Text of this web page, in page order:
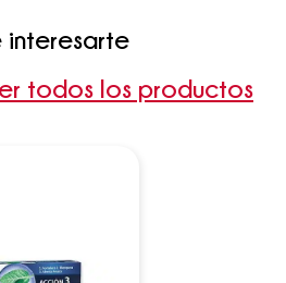
interesarte
todos los productos